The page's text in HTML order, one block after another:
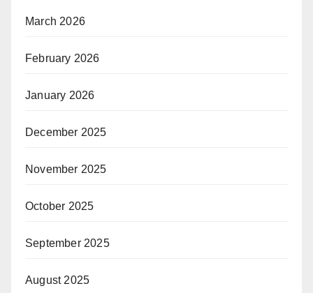
March 2026
February 2026
January 2026
December 2025
November 2025
October 2025
September 2025
August 2025